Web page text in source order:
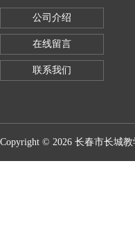
公司介绍
在线留言
联系我们
Copyright © 2026 长春市长城